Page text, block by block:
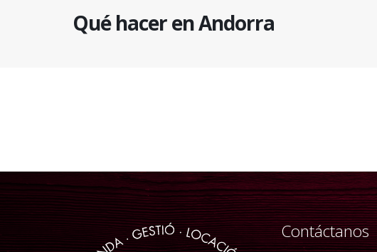
Qué hacer en Andorra
Contáctanos